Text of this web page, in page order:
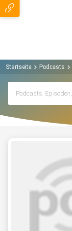
Startseite Podcasts